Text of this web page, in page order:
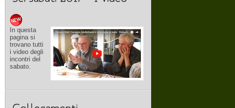
In questa
pagina si
trovano tutti
i video degli
incontri del
sabato.